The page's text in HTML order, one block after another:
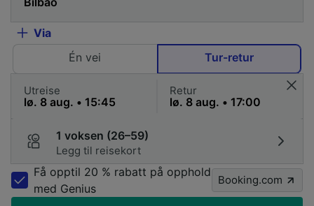
Via
Én vei
Tur-retur
Utreise Retur
1 voksen (26–59)
Legg til reisekort
Få opptil 20 % rabatt på opphold
med Genius
Booking.com